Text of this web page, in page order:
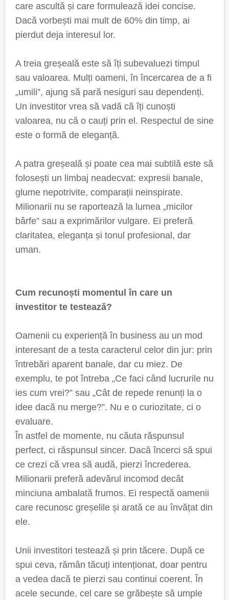
care ascultă și care formulează idei concise.
Dacă vorbești mai mult de 60% din timp, ai
pierdut deja interesul lor.
A treia greșeală este să îți subevaluezi timpul
sau valoarea. Mulți oameni, în încercarea de a fi
„umili”, ajung să pară nesiguri sau dependenți.
Un investitor vrea să vadă că îți cunoști
valoarea, nu că o cauți prin el. Respectul de sine
este o formă de eleganță.
A patra greșeală și poate cea mai subtilă este să
folosești un limbaj neadecvat: expresii banale,
glume nepotrivite, comparații neinspirate.
Milionarii nu se raportează la lumea „micilor
bârfe” sau a exprimărilor vulgare. Ei preferă
claritatea, eleganța și tonul profesional, dar
uman.
Cum recunoști momentul în care un
investitor te testează?
Oamenii cu experiență în business au un mod
interesant de a testa caracterul celor din jur: prin
întrebări aparent banale, dar cu miez. De
exemplu, te pot întreba „Ce faci când lucrurile nu
ies cum vrei?” sau „Cât de repede renunți la o
idee dacă nu merge?”. Nu e o curiozitate, ci o
evaluare.
În astfel de momente, nu căuta răspunsul
perfect, ci răspunsul sincer. Dacă încerci să spui
ce crezi că vrea să audă, pierzi încrederea.
Milionarii preferă adevărul incomod decât
minciuna ambalată frumos. Ei respectă oamenii
care recunosc greșelile și arată ce au învățat din
ele.
Unii investitori testează și prin tăcere. După ce
spui ceva, rămân tăcuți intenționat, doar pentru
a vedea dacă te pierzi sau continui coerent. În
acele secunde, cel care se grăbește să umple